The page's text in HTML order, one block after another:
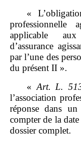
«
professionnelle
applicable aux
d’assurance
par l’une des
du présent II ».
« Art. L.
l’association
réponse dans
compter de la
dossier complet.